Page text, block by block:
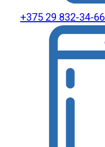
+375 29 832-34-66